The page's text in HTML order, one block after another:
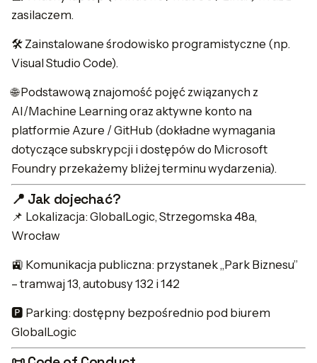
zasilaczem.
🛠️ Zainstalowane środowisko programistyczne (np.
Visual Studio Code).
🌐 Podstawową znajomość pojęć związanych z
AI/Machine Learning oraz aktywne konto na
platformie Azure / GitHub (dokładne wymagania
dotyczące subskrypcji i dostępów do Microsoft
Foundry przekażemy bliżej terminu wydarzenia).
📍 Jak dojechać?
📌 Lokalizacja: GlobalLogic, Strzegomska 48a,
Wrocław
🚉 Komunikacja publiczna: przystanek „Park Biznesu”
– tramwaj 13, autobusy 132 i 142
🅿️ Parking: dostępny bezpośrednio pod biurem
GlobalLogic